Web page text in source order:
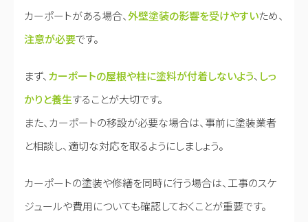
カーポートがある場合、外壁塗装の影響を受けやすいため、
注意が必要です。
まず、 カーポートの屋根や柱に塗料が付着しないよう、 しっ
かりと養生することが大切です。
また、カーポートの移設が必要な場合は、事前に塗装業者
と相談し、適切な対応を取るようにしましょう。
カーポートの塗装や修繕を同時に行う場合は、工事のスケ
ジュールや費用についても確認しておくことが重要です。